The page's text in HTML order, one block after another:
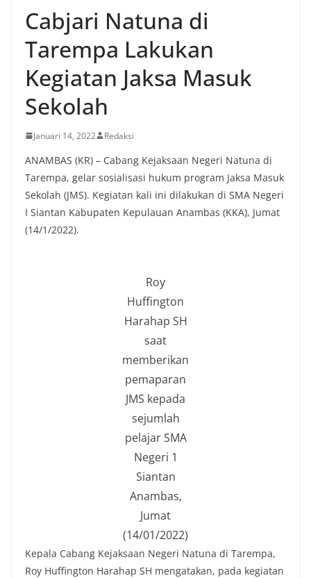
Cabjari Natuna di
Tarempa Lakukan
Kegiatan Jaksa Masuk
Sekolah
Januari 14, 2022 Redaksi
ANAMBAS (KR) – Cabang Kejaksaan Negeri Natuna di
Tarempa, gelar sosialisasi hukum program Jaksa Masuk
Sekolah (JMS). Kegiatan kali ini dilakukan di SMA Negeri
I Siantan Kabupaten Kepulauan Anambas (KKA), Jumat
(14/1/2022).
Roy
Huffington
Harahap SH
saat
memberikan
pemaparan
JMS kepada
sejumlah
pelajar SMA
Negeri 1
Siantan
Anambas,
Jumat
(14/01/2022)
Kepala Cabang Kejaksaan Negeri Natuna di Tarempa,
Roy Huffington Harahap SH mengatakan, pada kegiatan